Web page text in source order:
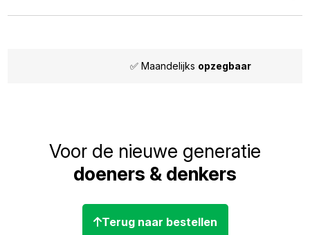
✅ Maandelijksopzegbaar
Voor de nieuwe generatie
doeners & denkers
Terug naar bestellen